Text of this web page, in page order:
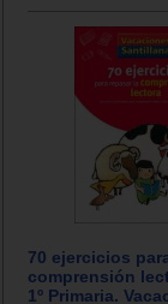
70 ejercicios
comprensión
1º Primaria.